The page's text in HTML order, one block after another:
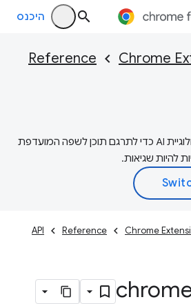
היכנס
Chrome
Reference
‫Google משתמשת בטכנולוגיית AI כדי לתרגם תוכן לשפה המועדפת
להיות שגיאות.
Chrome
Reference
API